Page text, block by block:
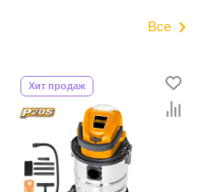
Все
Хит продаж